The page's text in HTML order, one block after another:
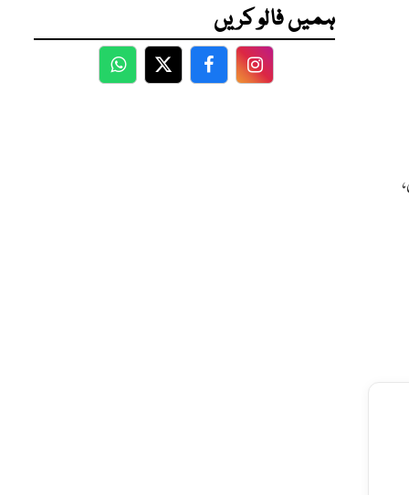
ہمیں فالو کریں
WhatsApp
TwitterFacebookFacebook